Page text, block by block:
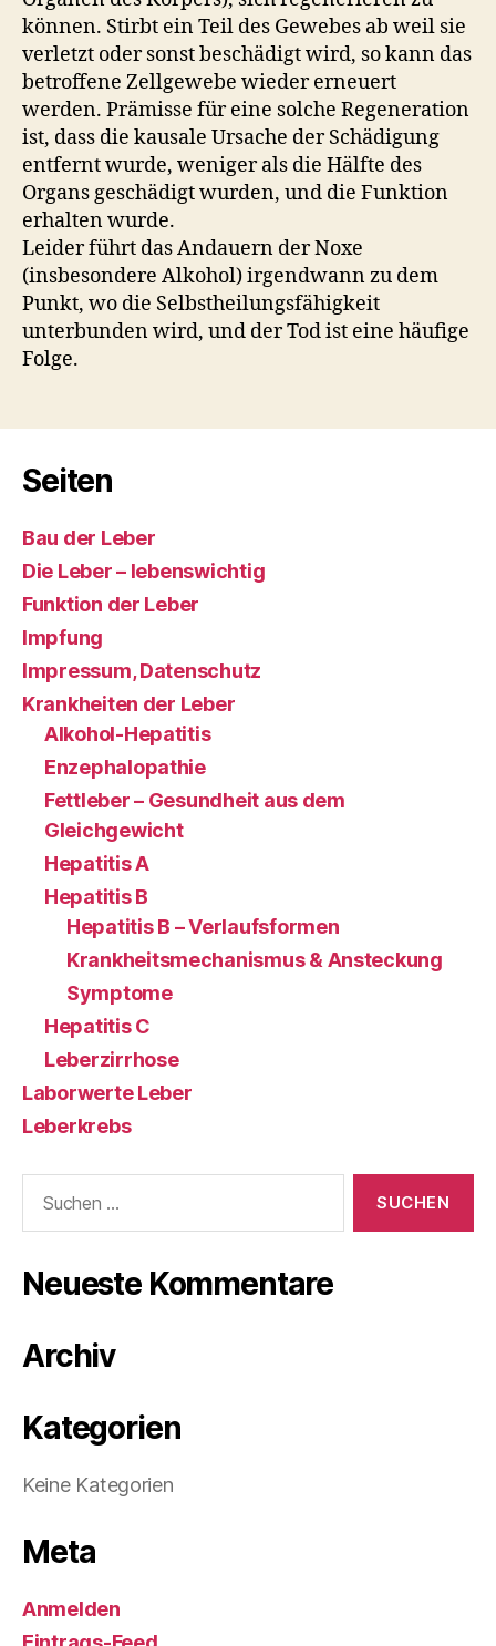
können. Stirbt ein Teil des Gewebes ab weil sie
verletzt oder sonst beschädigt wird, so kann das
betroffene Zellgewebe wieder erneuert
werden. Prämisse für eine solche Regeneration
ist, dass die kausale Ursache der Schädigung
entfernt wurde, weniger als die Hälfte des
Organs geschädigt wurden, und die Funktion
erhalten wurde.
Leider führt das Andauern der Noxe
(insbesondere Alkohol) irgendwann zu dem
Punkt, wo die Selbstheilungsfähigkeit
unterbunden wird, und der Tod ist eine häufige
Folge.
Seiten
Bau der Leber
Die Leber – lebenswichtig
Funktion der Leber
Impfung
Impressum, Datenschutz
Krankheiten der Leber
Alkohol-Hepatitis
Enzephalopathie
Fettleber – Gesundheit aus dem
Gleichgewicht
Hepatitis A
Hepatitis B
Hepatitis B – Verlaufsformen
Krankheitsmechanismus & Ansteckung
Symptome
Hepatitis C
Leberzirrhose
Laborwerte Leber
Leberkrebs
nach:
Neueste Kommentare
Archiv
Kategorien
Keine Kategorien
Meta
Anmelden